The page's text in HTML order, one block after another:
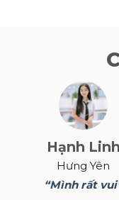
Hạnh Linh
Hưng Yên
“Mình rất